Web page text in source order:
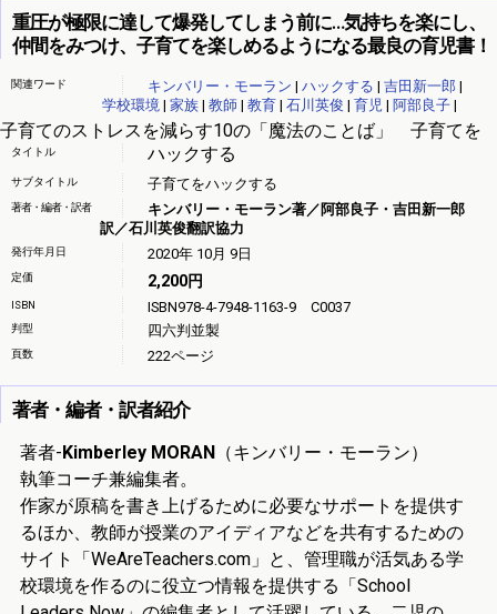
重圧が極限に達して爆発してしまう前に…気持ちを楽にし、
仲間をみつけ、子育てを楽しめるようになる最良の育児書！
関連ワード キンバリー・モーラン | ハックする | 吉田新一郎 |
学校環境| 家族| 教師| 教育| 石川英俊 | 育児| 阿部良子|
子育てのストレスを減らす10の「魔法のことば」 子育てを
ハックする
タイトル
サブタイトル 子育てをハックする
著者・編者・訳者
キンバリー・モーラン著／阿部良子・吉田新一郎
訳／石川英俊翻訳協力
発行年月日 2020年 10月 9日
定価 2,200円
ISBN ISBN978-4-7948-1163-9 C0037
判型 四六判並製
頁数 222ページ
著者・編者・訳者紹介
著者-Kimberley MORAN（キンバリー・モーラン）
執筆コーチ兼編集者。
作家が原稿を書き上げるために必要なサポートを提供す
るほか、教師が授業のアイディアなどを共有するための
サイト「WeAreTeachers.com」と、管理職が活気ある学
校環境を作るのに役立つ情報を提供する「School